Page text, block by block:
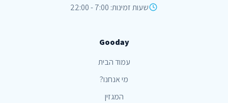
שעות זמינות: 7:00 - 22:00
Gooday
עמוד הבית
מי אנחנו?
המגזין